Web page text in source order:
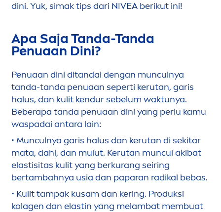
dini. Yuk, simak tips dari NIVEA berikut ini!
Apa Saja Tanda-Tanda
Penuaan Dini?
Penuaan dini ditandai dengan munculnya
tanda-tanda penuaan seperti kerutan, garis
halus, dan kulit kendur sebelum waktunya.
Beberapa tanda penuaan dini yang perlu kamu
waspadai antara lain:
• Munculnya garis halus dan kerutan di sekitar
mata, dahi, dan mulut. Kerutan muncul akibat
elastisitas kulit yang berkurang seiring
bertambahnya usia dan paparan radikal bebas.
• Kulit tampak kusam dan kering. Produksi
kolagen dan elastin yang melambat membuat